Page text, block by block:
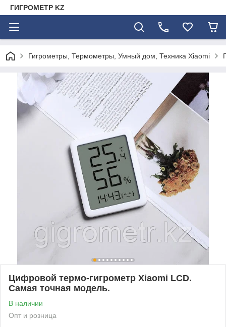
ГИГРОМЕТР KZ
Гигрометры, Термометры, Умный дом, Техника Xiaomi
Цифровой термо-гигрометр Xiaomi LCD.
Самая точная модель.
В наличии
Опт и розница